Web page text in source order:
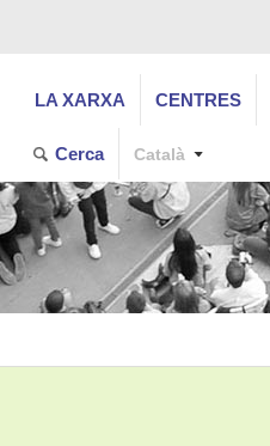
LA XARXA CENTRES
Cerca Català